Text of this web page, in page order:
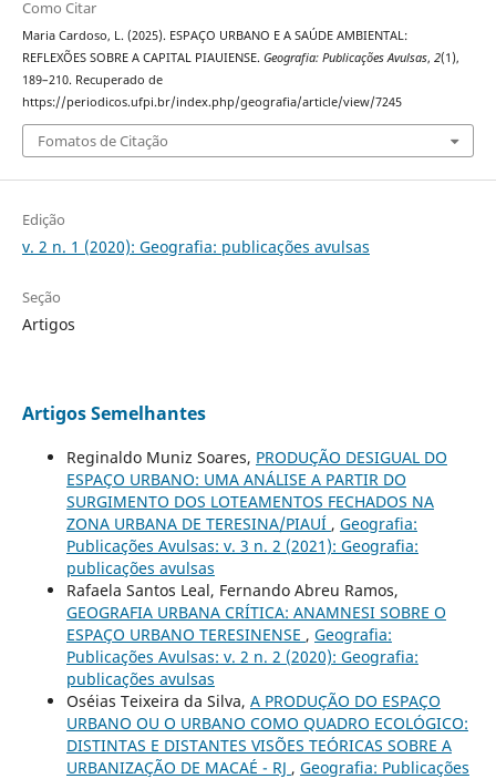
Como Citar
Maria Cardoso, L. (2025). ESPAÇO URBANO E A SAÚDE AMBIENTAL:
REFLEXÕES SOBRE A CAPITAL PIAUIENSE. Geografia: Publicações Avulsas, 2(1),
189–210. Recuperado de
https://periodicos.ufpi.br/index.php/geografia/article/view/7245
Fomatos de Citação
Edição
v. 2 n. 1 (2020): Geografia: publicações avulsas
Seção
Artigos
Artigos Semelhantes
Reginaldo Muniz Soares, PRODUÇÃO DESIGUAL DO
ESPAÇO URBANO: UMA ANÁLISE A PARTIR DO
SURGIMENTO DOS LOTEAMENTOS FECHADOS NA
ZONA URBANA DE TERESINA/PIAUÍ , Geografia:
Publicações Avulsas: v. 3 n. 2 (2021): Geografia:
publicações avulsas
Rafaela Santos Leal, Fernando Abreu Ramos,
GEOGRAFIA URBANA CRÍTICA: ANAMNESI SOBRE O
ESPAÇO URBANO TERESINENSE , Geografia:
Publicações Avulsas: v. 2 n. 2 (2020): Geografia:
publicações avulsas
Oséias Teixeira da Silva, A PRODUÇÃO DO ESPAÇO
URBANO OU O URBANO COMO QUADRO ECOLÓGICO:
DISTINTAS E DISTANTES VISÕES TEÓRICAS SOBRE A
URBANIZAÇÃO DE MACAÉ - RJ , Geografia: Publicações